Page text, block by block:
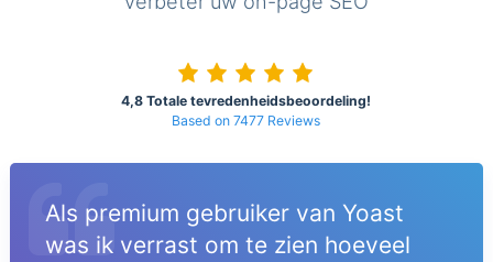
4,8 Totale tevredenheidsbeoordeling!
Based on 7477 Reviews
Als premium gebruiker van Yoast
was ik verrast om te zien hoeveel